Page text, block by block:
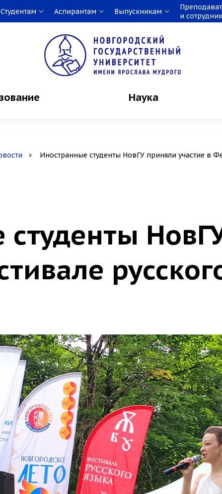
Студентам Аспирантам Выпускникам
и
Наука
Иностранные студенты НовГУ приняли участие в